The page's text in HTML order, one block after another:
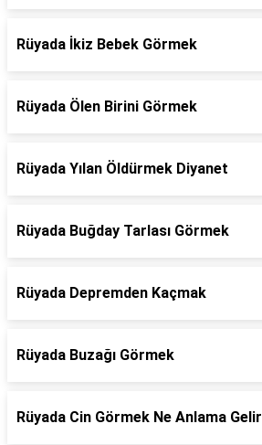
Rüyada İkiz Bebek Görmek
Rüyada Ölen Birini Görmek
Rüyada Yılan Öldürmek Diyanet
Rüyada Buğday Tarlası Görmek
Rüyada Depremden Kaçmak
Rüyada Buzağı Görmek
Rüyada Cin Görmek Ne Anlama Gelir